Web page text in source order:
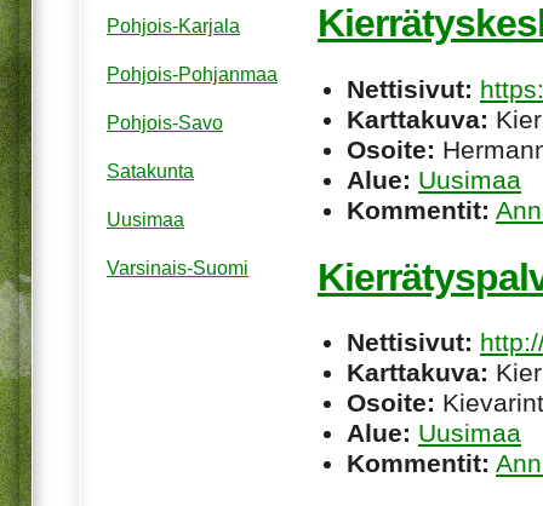
Nettisivut:
Karttakuva:
Osoite:
Alue: Uusimaa
Kommentit:
Nettisivut:
Karttakuva:
Osoite:
Alue: Uusimaa
Kommentit:
Pohjois-Karjala
Pohjois-Pohjanmaa
Pohjois-Savo
Satakunta
Uusimaa
Varsinais-Suomi